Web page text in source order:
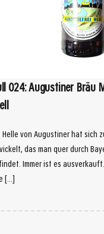
024: Augustiner Bräu
von Augustiner hat sich
das man quer durch
Immer ist es
[…]